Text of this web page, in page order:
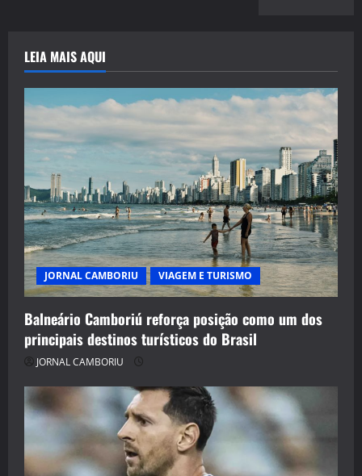
LEIA MAIS AQUI
JORNAL CAMBORIU VIAGEM E TURISMO
Balneário Camboriú reforça posição como um dos
principais destinos turísticos do Brasil
JORNAL CAMBORIU